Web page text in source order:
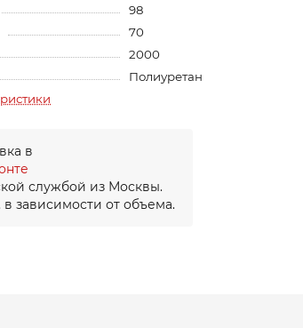
98
70
2000
Полиуретан
в
службой из Москвы.
в зависимости от объема.